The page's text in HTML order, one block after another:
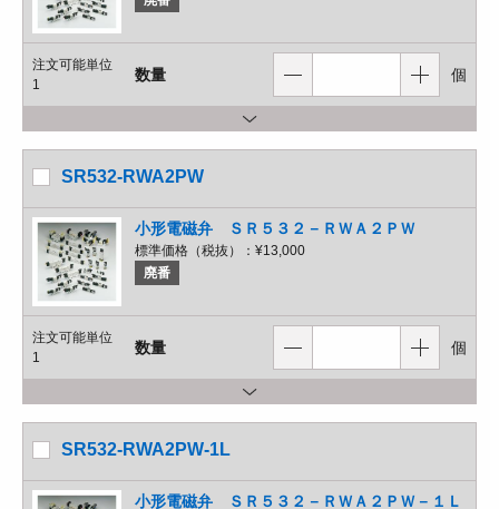
注文可能単位
1
数量 個
SR532-RWA2PW
小形電磁弁 ＳＲ５３２－ＲＷＡ２ＰＷ
標準価格（税抜）： ¥13,000
廃番
注文可能単位
1
数量 個
SR532-RWA2PW-1L
小形電磁弁 ＳＲ５３２－ＲＷＡ２ＰＷ－１Ｌ